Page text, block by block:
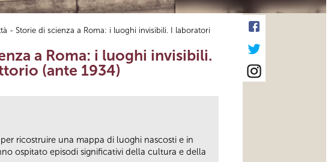
- Storie di scienza a Roma: i luoghi invisibili. I laboratori
a Roma: i luoghi invisibili.
(ante 1934)
ricostruire una mappa di luoghi nascosti e in
ospitato episodi significativi della cultura e della